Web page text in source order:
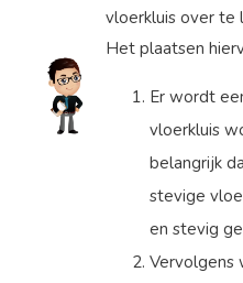
vloerkluis over te
Het plaatsen
Er wordt
vloerkluis
belangrijk
stevige
en stevig
Vervolgens